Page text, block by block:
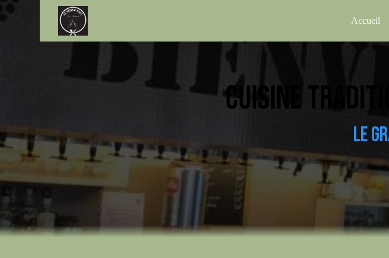
Accueil
CUISINE
LE
Panneau de gestion des cookies